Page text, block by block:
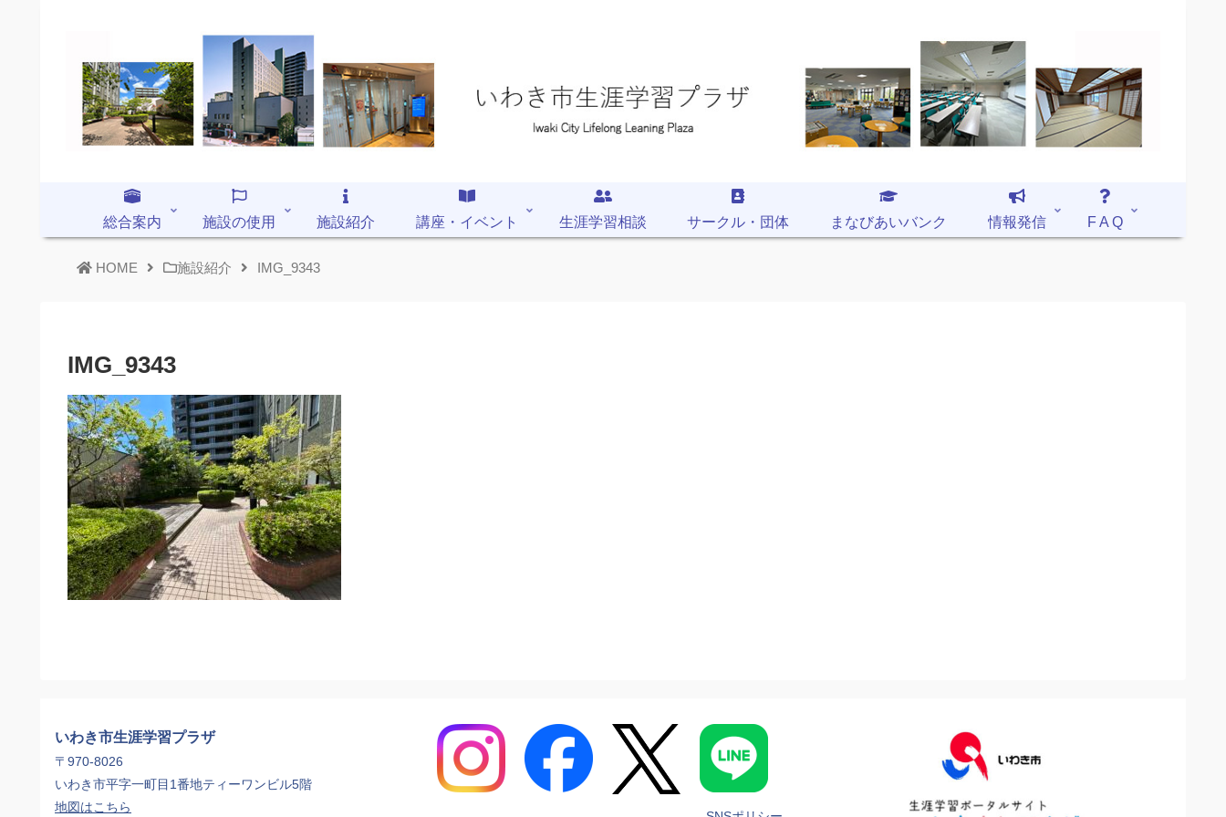
総合案内 施設の使用 施設紹介 講座・イベント 生涯学習相談 サークル・団体 まなびあいバンク 情報発信 F A Q
HOME 施設紹介 IMG_9343
IMG_9343
いわき市生涯学習プラザ
〒970-8026
いわき市平字一町目1番地ティーワンビル5階
地図はこちら